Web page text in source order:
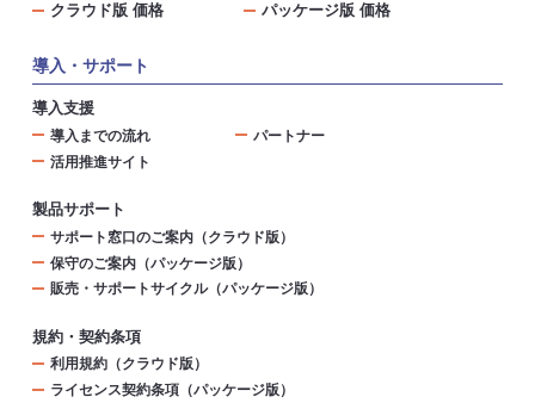
クラウド版 価格 パッケージ版 価格
導入・サポート
導入支援
導入までの流れ
パートナー
活用推進サイト
製品サポート
サポート窓口のご案内（クラウド版）
保守のご案内（パッケージ版）
販売・サポートサイクル（パッケージ版）
規約・契約条項
利用規約（クラウド版）
ライセンス契約条項（パッケージ版）